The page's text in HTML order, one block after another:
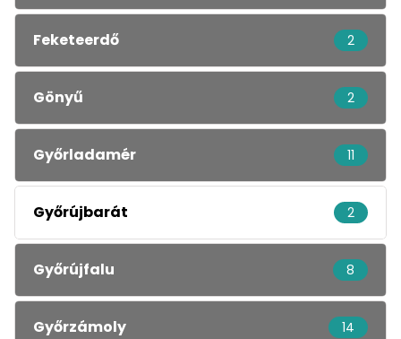
Feketeerdő 2
Gönyű 2
Győrladamér 11
Győrújbarát 2
Győrújfalu 8
Győrzámoly 14